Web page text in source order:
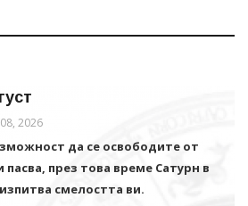
2026
да се освободите от
пасва, през това време Сатурн в
смелостта ви.